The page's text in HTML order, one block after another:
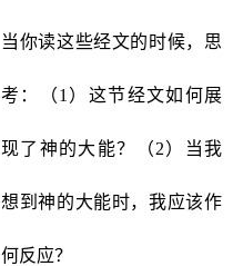
当你读这些经文的时候，思
考：（1 ）这节经文如何展
现了神的大能？（2）当我
想到神的大能时，我应该作
何反应？